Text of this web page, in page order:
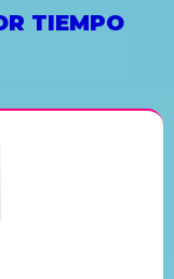
TIEMPO